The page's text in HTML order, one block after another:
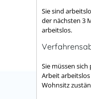
Sie sind
der nächsten 3
arbeitslos.
Sie müssen
Arbeit
Wohnsitz